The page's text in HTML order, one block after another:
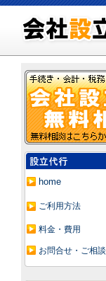
home
ご利用方法
料金・費用
お問合せ・ご相談